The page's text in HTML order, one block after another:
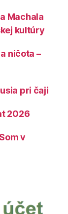
Machala
kultúry
ničota –
pri čaji
2026
Som v